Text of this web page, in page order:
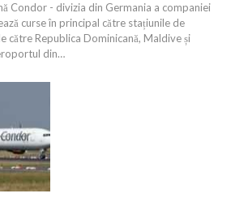
Condor - divizia din Germania a companiei
curse în principal către stațiunile de
către Republica Dominicană, Maldive și
din…